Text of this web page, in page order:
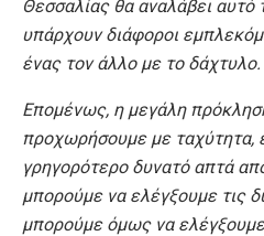
Θεσσαλίας θα αναλάβει αυτό
υπάρχουν διάφοροι
ένας τον άλλο με το δάχτυλο.
Επομένως, η μεγάλη
προχωρήσουμε με ταχύτητα,
γρηγορότερο δυνατό απτά
μπορούμε να ελέγξουμε τις
μπορούμε όμως να